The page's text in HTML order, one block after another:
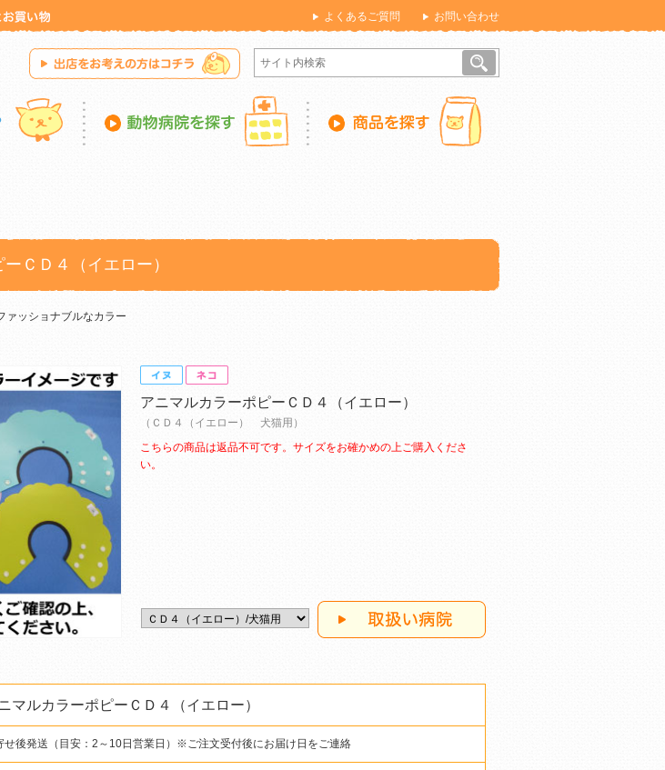
よくあるご質問 お問い合わせ
ＣＤ４（イエロー）
ァッショナブルなカラー
アニマルカラーポピーＣＤ４（イエロー）
（ＣＤ４（イエロー） 犬猫用）
こちらの商品は返品不可です。サイズをお確かめの上ご購入くださ
い。
マルカラーポピーＣＤ４（イエロー）
せ後発送（目安：2～10日営業日）※ご注文受付後にお届け日をご連絡